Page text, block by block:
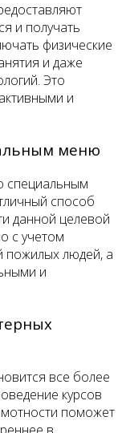
и получать
физические
и даже
Это
и
меню
специальным
способ
данной целевой
с учетом
пожилых людей, а
и
все более
курсов
поможет